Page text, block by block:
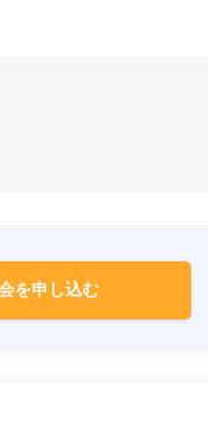
を申し込む